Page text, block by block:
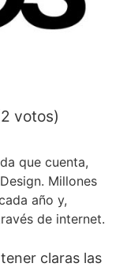
votos)
que cuenta,
Millones
año y,
de internet.
claras las